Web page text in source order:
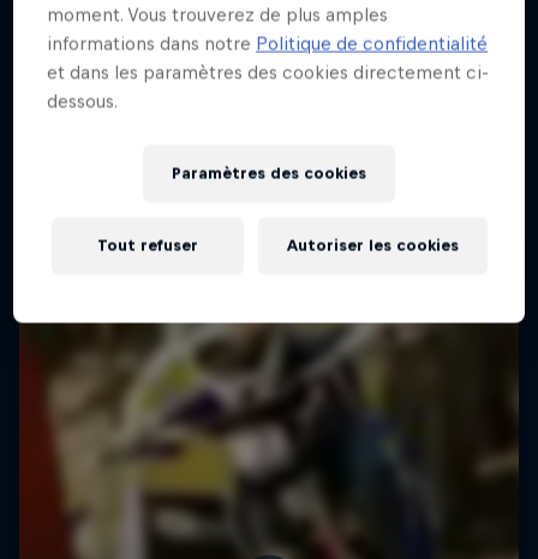
moment. Vous trouverez de plus amples
informations dans notre Politique de confidentialité
et dans les paramètres des cookies directement ci-
dessous.
Paramètres des cookies
Tout refuser Autoriser les cookies